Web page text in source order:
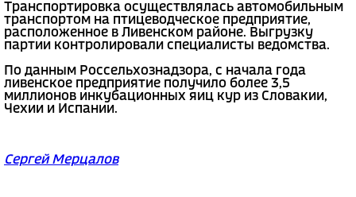
Транспортировка осуществлялась автомобильным
транспортом на птицеводческое предприятие,
расположенное в Ливенском районе. Выгрузку
партии контролировали специалисты ведомства.
По данным Россельхознадзора, с начала года
ливенское предприятие получило более 3,5
миллионов инкубационных яиц кур из Словакии,
Чехии и Испании.
Сергей Мерцалов